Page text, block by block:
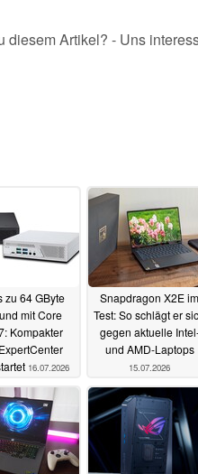
Artikel? - Uns
zu 64 GByte
mit Core
Kompakter
16.07.2026
Snapdragon X2E im
Test: So schlägt er
gegen aktuelle
und AMD-Laptops
15.07.2026